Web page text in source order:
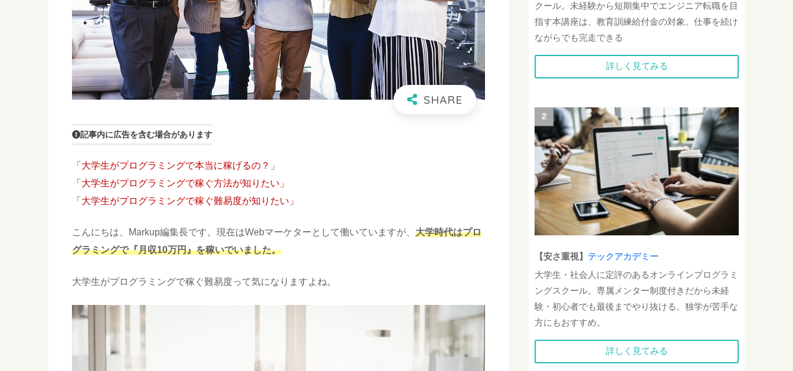
記事内に広告を含む場合があります
「大学生がプログラミングで本当に稼げるの？」
「大学生がプログラミングで稼ぐ方法が知りたい」
「大学生がプログラミングで稼ぐ難易度が知りたい」
こんにちは、Markup編集長です。現在はWebマーケターとして働いていますが、 大学時代はプロ
グラミングで『月収10万円』を稼いでいました。
大学生がプログラミングで稼ぐ難易度って気になりますよね。
クール。未経験から短期集中でエンジニア転職を目
指す本講座は、教育訓練給付金の対象。仕事を続け
ながらでも完走できる
詳しく見てみる
【安さ重視】 テックアカデミー
大学生・社会人に定評のあるオンラインプログラミ
ングスクール。専属メンター制度付きだから未経
験・初心者でも最後までやり抜ける。独学が苦手な
方にもおすすめ。
詳しく見てみる